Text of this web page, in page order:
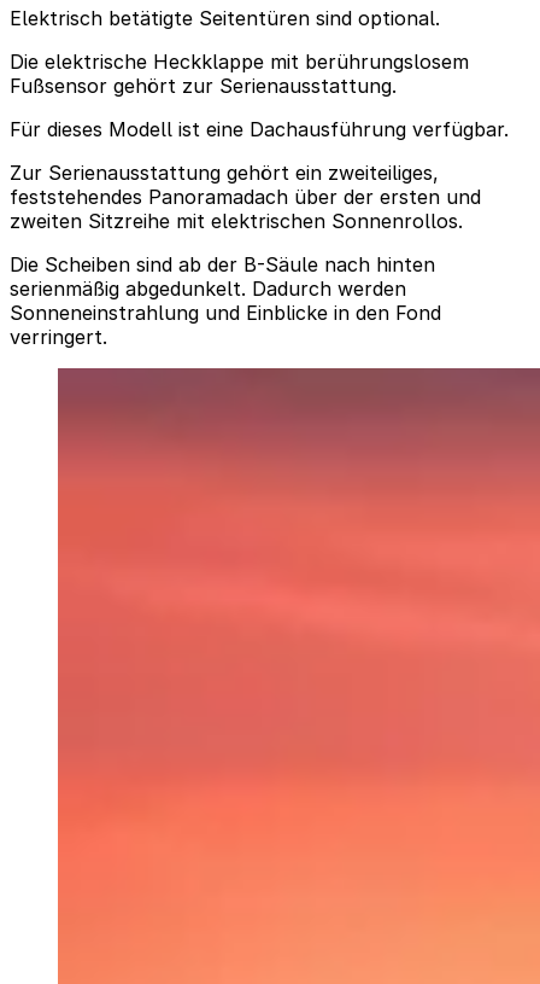
Elektrisch betätigte Seitentüren sind optional.
Die elektrische Heckklappe mit berührungslosem
Fußsensor gehört zur Serienausstattung.
Für dieses Modell ist eine Dachausführung verfügbar.
Zur Serienausstattung gehört ein zweiteiliges,
feststehendes Panoramadach über der ersten und
zweiten Sitzreihe mit elektrischen Sonnenrollos.
Die Scheiben sind ab der B-Säule nach hinten
serienmäßig abgedunkelt. Dadurch werden
Sonneneinstrahlung und Einblicke in den Fond
verringert.